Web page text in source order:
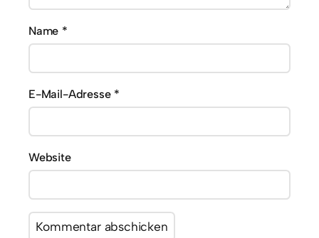
Name *
E-Mail-Adresse *
Website